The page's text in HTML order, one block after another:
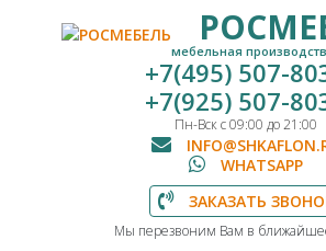
мебельная
+7(495) 507-
+7(925) 507-
Пн-Вск с 09:00 до 21:00
WHATSAPP
ЗАКАЗАТЬ
Мы перезвоним Вам в